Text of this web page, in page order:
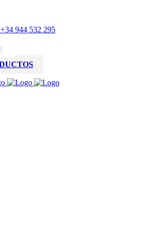
+34 944 532 295